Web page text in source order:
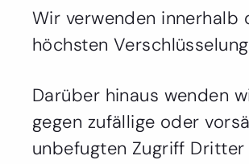
Wir verwenden innerhalb
höchsten
Darüber hinaus wenden
gegen zufällige oder
unbefugten Zugriff Dritter